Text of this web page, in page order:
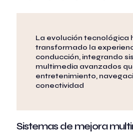
La evolución tecnológica
transformado la
conducción, integrando
multimedia avanzados
entretenimiento,
conectividad
Sistemas de mejora